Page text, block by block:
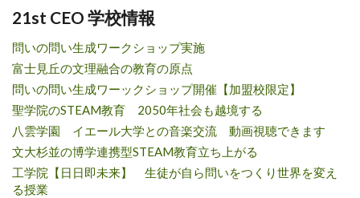
21st CEO 学校情報
問いの問い生成ワークショップ実施
富士見丘の文理融合の教育の原点
問いの問い生成ワーックショップ開催【加盟校限定】
聖学院のSTEAM教育 2050年社会も越境する
八雲学園 イエール大学との音楽交流 動画視聴できます
文大杉並の博学連携型STEAM教育立ち上がる
工学院【日日即未来】 生徒が自ら問いをつくり世界を変え
る授業